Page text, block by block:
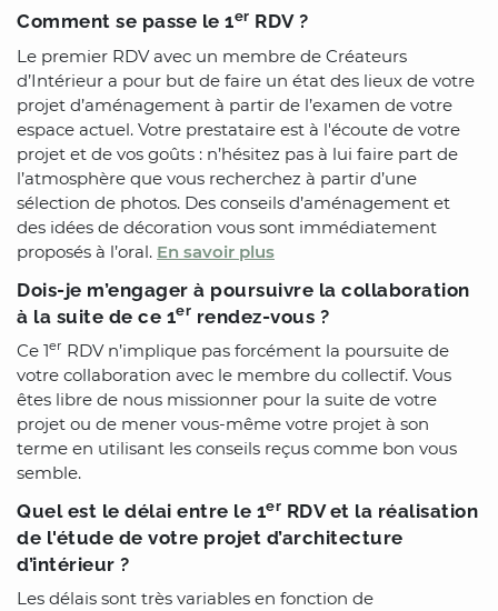
Comment se passe le 1er RDV ?
Le premier RDV avec un membre de Créateurs
d’Intérieur a pour but de faire un état des lieux de votre
projet d’aménagement à partir de l’examen de votre
espace actuel. Votre prestataire est à l'écoute de votre
projet et de vos goûts : n’hésitez pas à lui faire part de
l’atmosphère que vous recherchez à partir d’une
sélection de photos. Des conseils d’aménagement et
des idées de décoration vous sont immédiatement
proposés à l’oral. En savoir plus
Dois-je m’engager à poursuivre la collaboration
à la suite de ce 1er rendez-vous ?
Ce 1er RDV n’implique pas forcément la poursuite de
votre collaboration avec le membre du collectif. Vous
êtes libre de nous missionner pour la suite de votre
projet ou de mener vous-même votre projet à son
terme en utilisant les conseils reçus comme bon vous
semble.
Quel est le délai entre le 1er RDV et la réalisation
de l'étude de votre projet d’architecture
d’intérieur ?
Les délais sont très variables en fonction de